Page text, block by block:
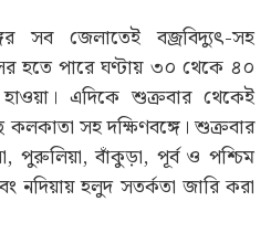
সব জেলাতেই বজ্রবিদ্যুৎ-সহ
হতে পারে ঘণ্টায় ৩০ থেকে ৪০
এদিকে শুক্রবার থেকেই
কলকাতা সহ দক্ষিণবঙ্গে। শুক্রবার
পুরুলিয়া, বাঁকুড়া, পূর্ব ও পশ্চিম
নদিয়ায় হলুদ সতর্কতা জারি করা